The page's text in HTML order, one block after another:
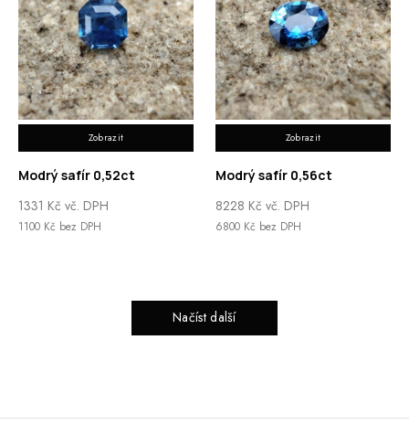
Zobrazit
Modrý safír 0,52ct
1331 Kč vč. DPH
1100 Kč bez DPH
Zobrazit
Modrý safír 0,56ct
8228 Kč vč. DPH
6800 Kč bez DPH
Načíst další